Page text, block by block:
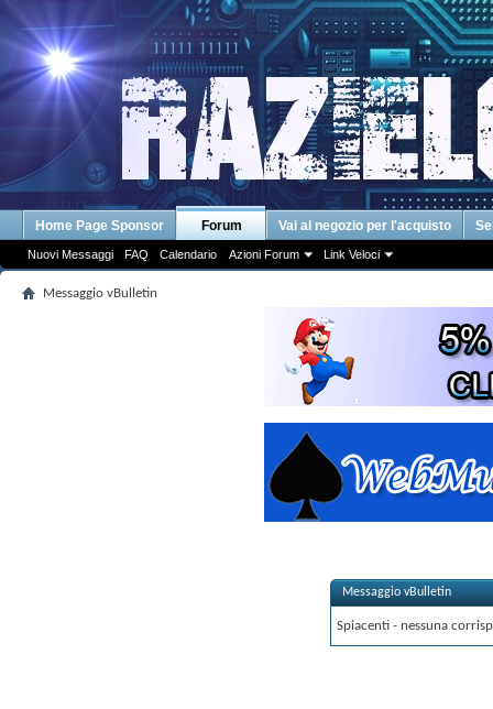
Home Page Sponsor Forum
Nuovi Messaggi FAQ Calendario Azioni Forum Link Veloci
Vai al negozio per l'acquisto
Messaggio vBulletin
Messaggio vBulletin
Spiacenti - nessuna